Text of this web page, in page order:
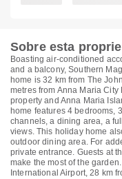
Sobre esta
Boasting air-conditioned
and a balcony, Southern
home is 32 km from The
metres from Anna Maria
property and Anna Maria
home features 4 bedrooms,
channels, a dining area, a
views. This holiday home
outdoor dining area. For
private entrance. Guests at
make the most of the
International Airport, 28 km